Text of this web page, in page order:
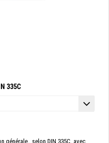
335C
générale., selon DIN 335C, avec